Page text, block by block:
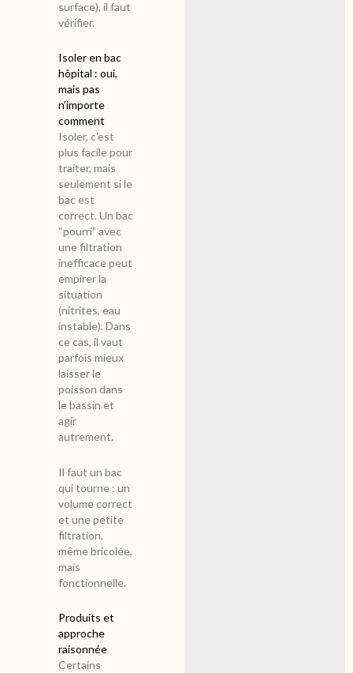
surface), il faut
vérifier.
Isoler en bac
hôpital : oui,
mais pas
n’importe
comment
Isoler, c’est
plus facile pour
traiter, mais
seulement si le
bac est
correct. Un bac
“pourri” avec
une filtration
inefficace peut
empirer la
situation
(nitrites, eau
instable). Dans
ce cas, il vaut
parfois mieux
laisser le
poisson dans
le bassin et
agir
autrement.
Il faut un bac
qui tourne : un
volume correct
et une petite
filtration,
même bricolée,
mais
fonctionnelle.
Produits et
approche
raisonnée
Certains